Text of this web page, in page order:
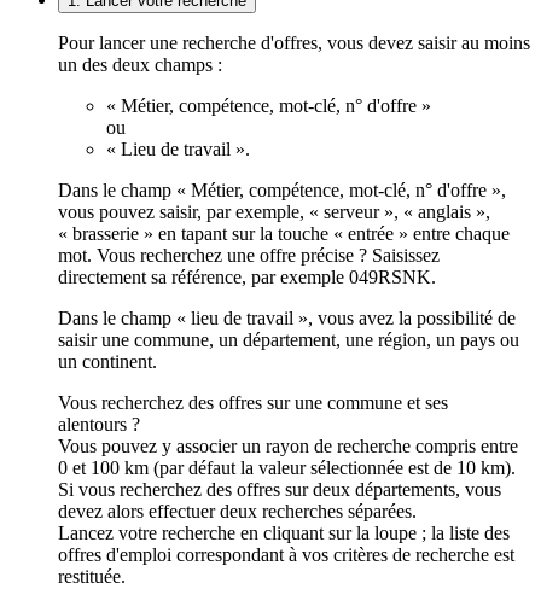
Pour lancer une recherche d'offres, vous devez saisir au moins
un des deux champs :
« Métier, compétence, mot-clé, n° d'offre »
ou
« Lieu de travail ».
Dans le champ « Métier, compétence, mot-clé, n° d'offre »,
vous pouvez saisir, par exemple, « serveur », « anglais »,
« brasserie » en tapant sur la touche « entrée » entre chaque
mot. Vous recherchez une offre précise ? Saisissez
directement sa référence, par exemple 049RSNK.
Dans le champ « lieu de travail », vous avez la possibilité de
saisir une commune, un département, une région, un pays ou
un continent.
Vous recherchez des offres sur une commune et ses
alentours ?
Vous pouvez y associer un rayon de recherche compris entre
0 et 100 km (par défaut la valeur sélectionnée est de 10 km).
Si vous recherchez des offres sur deux départements, vous
devez alors effectuer deux recherches séparées.
Lancez votre recherche en cliquant sur la loupe ; la liste des
offres d'emploi correspondant à vos critères de recherche est
restituée.